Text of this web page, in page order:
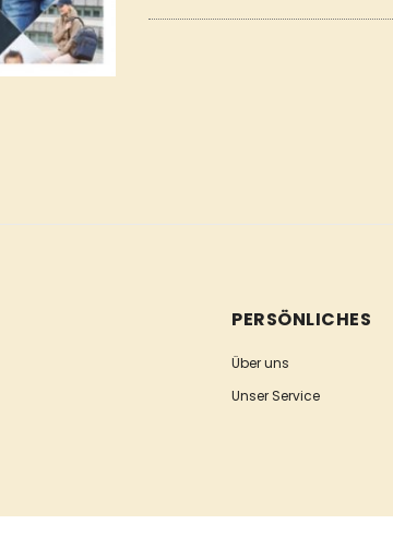
PERSÖNLICHES
Über uns
Unser Service